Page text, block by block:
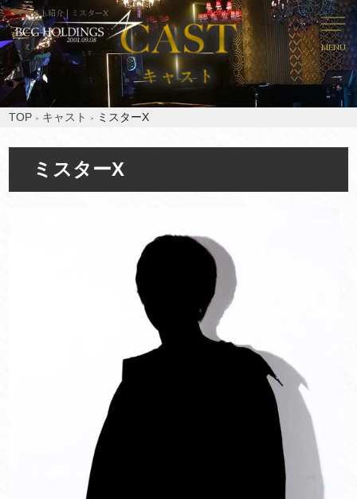
キャスト紹介 | ミスターX
MENU
TOP キャスト ミスターX
ミスターX